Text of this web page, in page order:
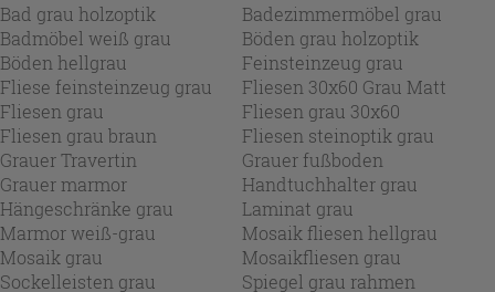
Bad grau holzoptik
Badezimmermöbel grau
Badmöbel weiß grau
Böden grau holzoptik
Böden hellgrau
Feinsteinzeug grau
Fliese feinsteinzeug grau
Fliesen 30x60 Grau Matt
Fliesen grau
Fliesen grau 30x60
Fliesen grau braun
Fliesen steinoptik grau
Grauer Travertin
Grauer fußboden
Grauer marmor
Handtuchhalter grau
Hängeschränke grau
Laminat grau
Marmor weiß-grau
Mosaik fliesen hellgrau
Mosaik grau
Mosaikfliesen grau
Sockelleisten grau
Spiegel grau rahmen